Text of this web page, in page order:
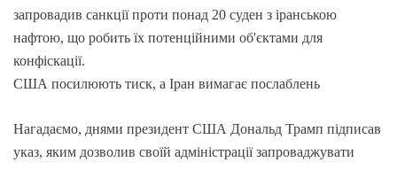
запровадив санкції проти понад 20 суден з іранською
нафтою, що робить їх потенційними об'єктами для
конфіскації.
США посилюють тиск, а Іран вимагає послаблень
Нагадаємо, днями президент США Дональд Трамп підписав
указ, яким дозволив своїй адміністрації запроваджувати